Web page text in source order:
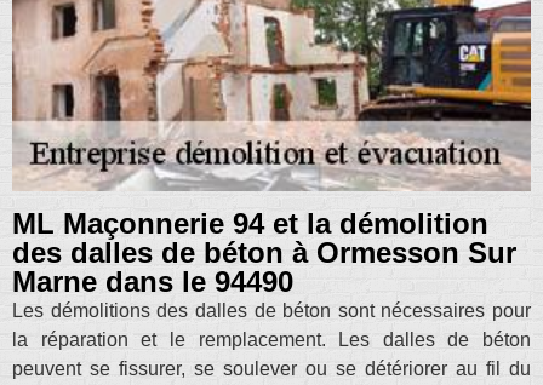
ML Maçonnerie 94 et la démolition
des dalles de béton à Ormesson Sur
Marne dans le 94490
Les démolitions des dalles de béton sont nécessaires pour
la réparation et le remplacement. Les dalles de béton
peuvent se fissurer, se soulever ou se détériorer au fil du